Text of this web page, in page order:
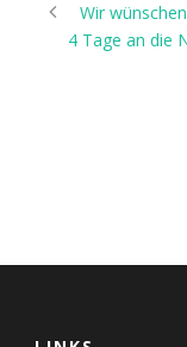
Wir
4 Tage an die